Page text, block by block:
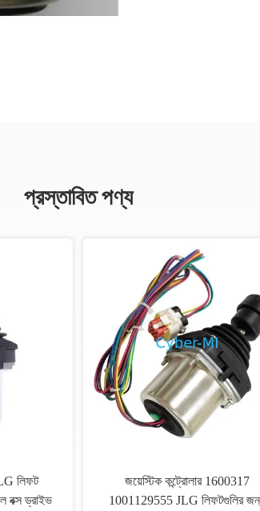
প্রস্তাবিত পণ্য
লিফট
বক্স ড্রাইভ
জয়েস্টিক কন্ট্রোলার 1600317
1001129555 JLG লিফটগুলির